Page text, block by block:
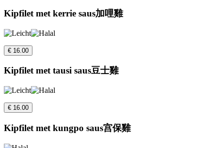
Kipfilet met kerrie saus加哩雞
€ 16.00
Kipfilet met tausi saus豆士雞
€ 16.00
Kipfilet met kungpo saus宫保雞